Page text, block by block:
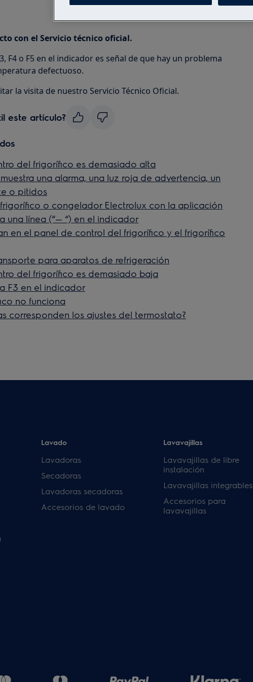
con el Servicio técnico oficial.
F4 o F5 en el indicador es señal de que hay un problema
defectuoso.
la visita de nuestro Servicio Técnico Oficial.
este artículo?
del frigorífico es demasiado alta
una alarma, una luz roja de advertencia, un
o pitidos
o congelador Electrolux con la aplicación
una línea (“— “) en el indicador
en el panel de control del frigorífico y el frigorífico
para aparatos de refrigeración
del frigorífico es demasiado baja
F3 en el indicador
no funciona
corresponden los ajustes del termostato?
Lavado
Lavadoras
Secadoras
Lavadoras secadoras
Accesorios de lavado
Lavavajillas
Lavavajillas de libre
instalación
Lavavajillas integrables
Accesorios para
lavavajillas